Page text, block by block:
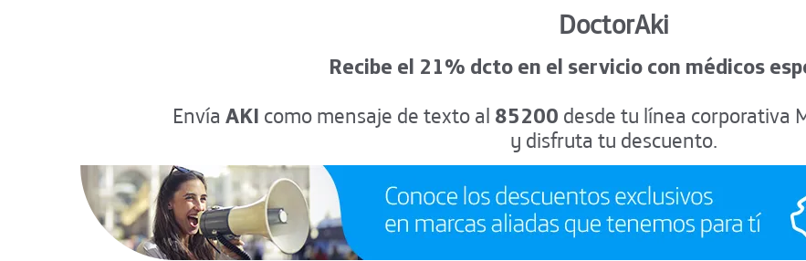
DoctorAki
Recibe el 21% dcto en el servicio con médicos
Envía AKI como mensaje de texto al 85200 desde tu línea corporativa
y disfruta tu descuento.